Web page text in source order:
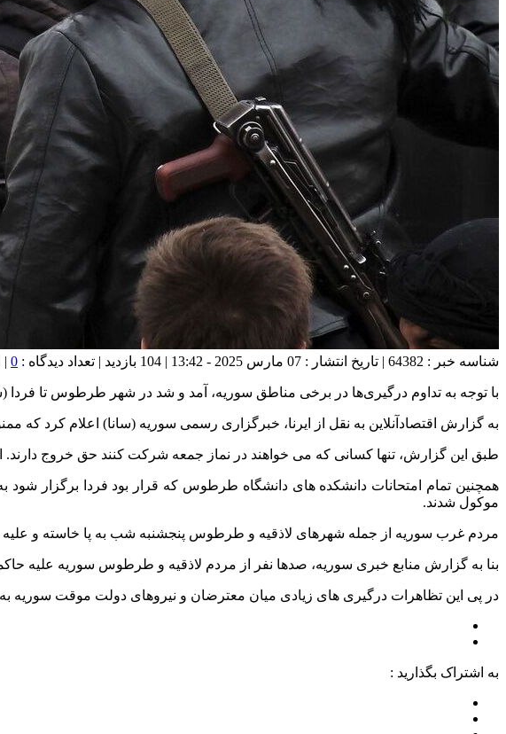
شناسه خبر : 64382 | تاریخ انتشار : 07 مارس 2025 - 13:42 | 104 بازدید | تعداد دیدگاه : 0
|
با توجه به تداوم درگیری‌ها در برخی مناطق سوریه، آمد و شد در شهر طرطوس تا
به گزارش اقتصادآنلاین به نقل از ایرنا، خبرگزاری رسمی سوریه (سانا) اعلام کرد که ممنوعیت آمد و شد
طبق این گزارش، تنها کسانی که می خواهند در نماز جمعه شرکت کنند حق خروج دارند.
همچنین تمام امتحانات دانشکده های دانشگاه طرطوس که قرار بود فردا برگزار
موکول شدند.
مردم غرب سوریه از جمله شهرهای لاذقیه و طرطوس پنجشنبه شب به پا خاسته و
بنا به گزارش منابع خبری سوریه، صدها نفر از مردم لاذقیه و طرطوس سوریه علیه
در پی این تظاهرات درگیری های زیادی میان معترضان و نیروهای دولت موقت سوریه به
به اشتراک بگذارید :